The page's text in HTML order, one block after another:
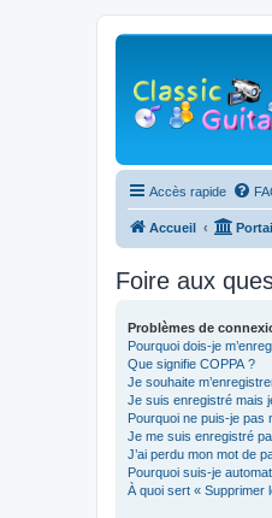
Accès rapide
Accueil
Foire aux
Problèmes de
Pourquoi dois-je
Que signifie COPPA ?
Je souhaite
Je suis enregistré mais
Pourquoi ne puis-je pas
Je me suis enregistré
J’ai perdu mon mot de
Pourquoi suis-je
À quoi sert « Supprimer